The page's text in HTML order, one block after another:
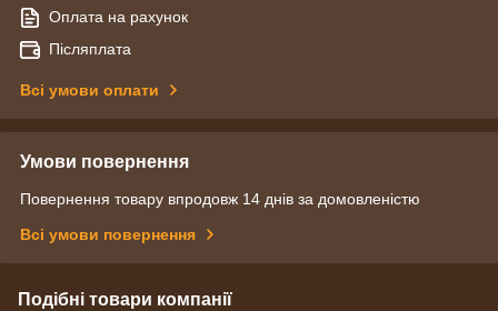
Оплата на рахунок
Післяплата
Всі умови оплати
Умови повернення
Повернення товару впродовж 14 днів за домовленістю
Всі умови повернення
Подібні товари компанії